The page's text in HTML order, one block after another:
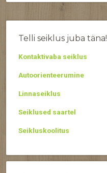
Telli seiklus juba täna!
Kontaktivaba seiklus
Autoorienteerumine
Linnaseiklus
Seiklused saartel
Seikluskoolitus